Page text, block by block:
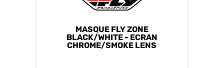
MASQUE FLY ZONE
BLACK/WHITE - ECRAN
CHROME/SMOKE LENS